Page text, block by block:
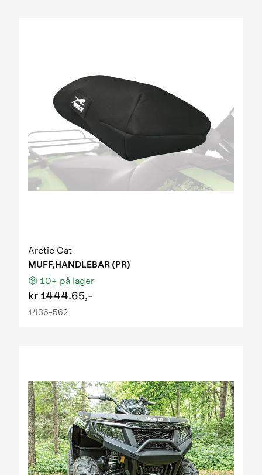
Arctic Cat
MUFF,HANDLEBAR (PR)
10+ på lager
kr 1444.65,-
1436-562